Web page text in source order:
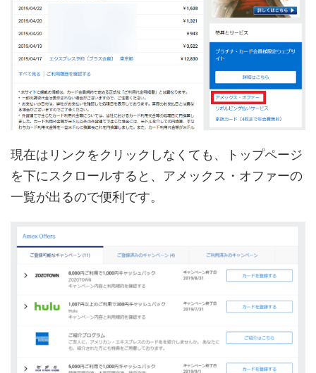
現在はリンクをクリックしなくても、トップページ
を下にスクロールすると、アメックス・オファーの
一覧が出るので便利です。